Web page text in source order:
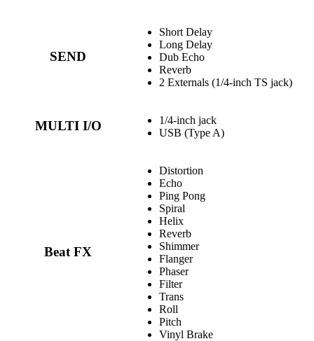
SEND
Short Delay
Long Delay
Dub Echo
Reverb
2 Externals (1/4-inch TS jack)
MULTI I/O
1/4-inch jack
USB (Type A)
Beat FX
Distortion
Echo
Ping Pong
Spiral
Helix
Reverb
Shimmer
Flanger
Phaser
Filter
Trans
Roll
Pitch
Vinyl Brake